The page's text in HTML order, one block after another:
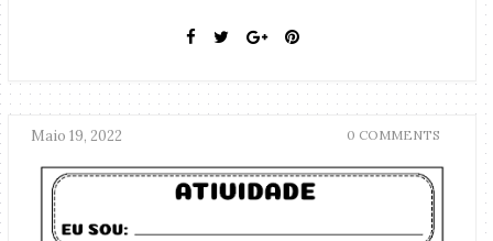
Maio 19, 2022 0 COMMENTS